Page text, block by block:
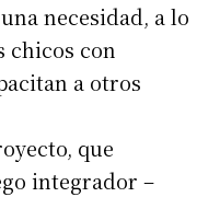
necesidad, a lo
chicos con
a otros
que
integrador –